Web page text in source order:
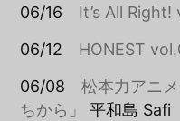
06/16 It’s All Right!
06/12 HONEST
06/08松本力アニ
ちから」
平和島 Safi